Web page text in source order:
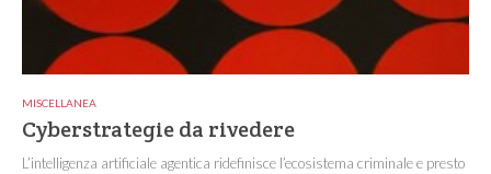
MISCELLANEA
Cyberstrategie da rivedere
L’intelligenza artificiale agentica ridefinisce l’ecosistema criminale e presto